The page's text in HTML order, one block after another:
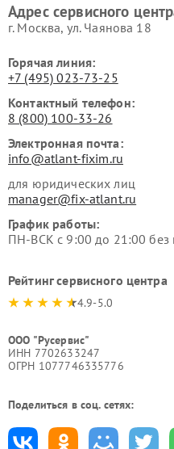
Адрес сервисного
г. Москва, ул. Чаянова 18
Горячая линия:
+7 (495) 023-73-25
Контактный телефон:
8 (800) 100-33-26
Электронная почта:
info@atlant-fixim.ru
для юридических лиц
manager@fix-atlant.ru
График работы:
ПН-ВСК с 9:00 до 21:00
Рейтинг сервисного центра
4.9-5.0
ООО "Русервис"
ИНН 7702633247
ОГРН 1077746335776
Поделиться в соц. сетях: